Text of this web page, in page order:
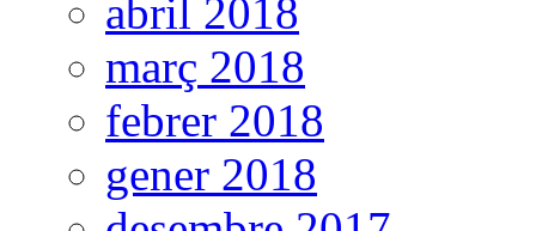
abril 2018
març 2018
febrer 2018
gener 2018